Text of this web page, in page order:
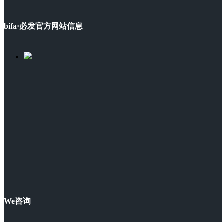
bifa·必发官方网站信息
We咨询